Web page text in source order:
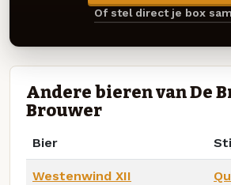
Of stel direct je box
Andere bieren van De
Brouwer
Bier
Westenwind XII